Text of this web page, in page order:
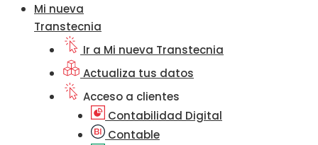
Mi nueva
Transtecnia
Ir a Mi nueva Transtecnia
Actualiza tus datos
Acceso a clientes
Contabilidad Digital
Contable